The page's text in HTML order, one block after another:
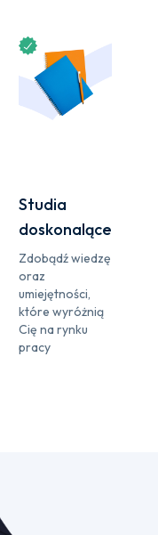
Studia
doskonalące
Zdobądź wiedzę
oraz
umiejętności,
które wyróżnią
Cię na rynku
pracy